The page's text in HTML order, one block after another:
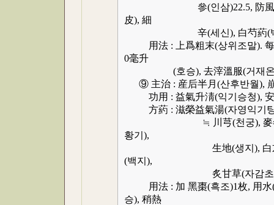
參(인삼)22.5, 防風(방풍
皮), 細
辛(세신), 白芍葯(백작약
用法 : 上爲粗末(상위조말). 每
0毫升
(호승), 去滓溫服(거재온복
⑨ 主治 : 産后半月(산후반월),
功用 : 益氣升淸(익기승청), 安
方葯 : 滋榮益氣湯(자영익기
≒ 川芎(천궁), 麥冬(맥동)
황기),
生地(생지), 白朮(백출)
(백지),
炙甘草(자감초) 荊芥穗(
用法 : 加 黑棗(흑조)1枚, 用水(
승), 稍熱